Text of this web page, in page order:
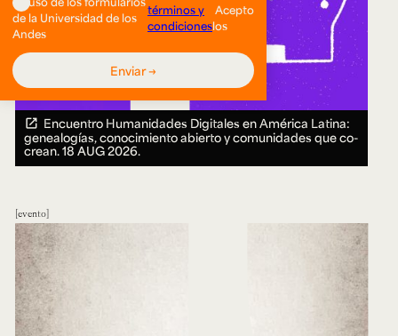
Encuentro Humanidades Digitales en América Latina:
genealogías, conocimiento abierto y comunidades que co-
crean.18 AUG 2026.
evento